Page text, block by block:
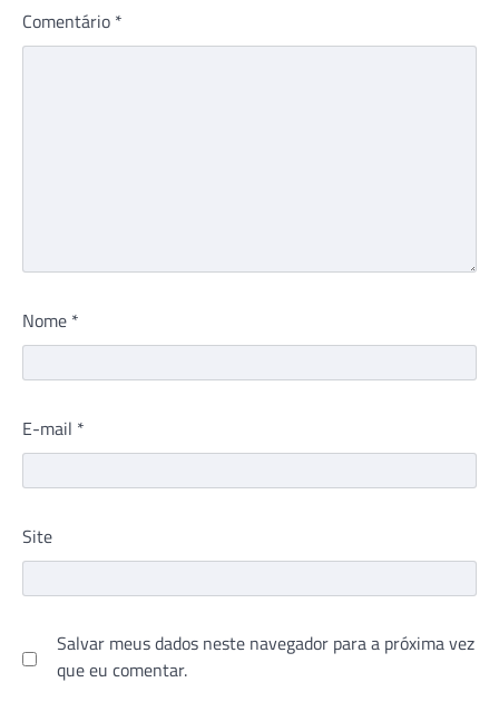
Comentário *
Nome *
E-mail *
Site
Salvar meus dados neste navegador para a próxima vez
que eu comentar.